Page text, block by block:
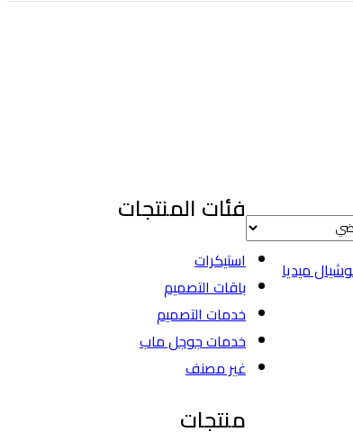
فئات المنتجات
استيكرات
باقات التصميم
خدمات التصميم
خدمات جوجل ماب
غير مصنف
منتجات